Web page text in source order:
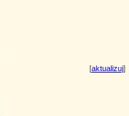
[aktualizuj]